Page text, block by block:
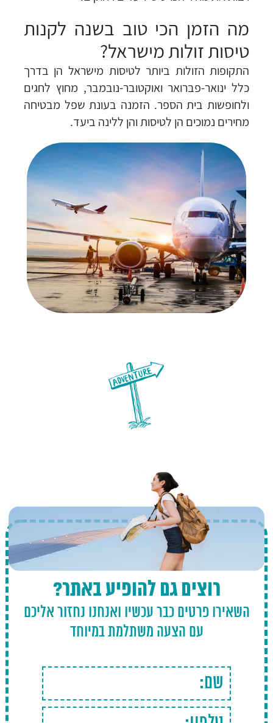
מה הזמן הכי טוב בשנה לקנות
טיסות זולות מישראל?
התקופות הזולות ביותר לטיסות מישראל הן בדרך
כלל ינואר-פברואר ואוקטובר-נובמבר, מחוץ לחגים
ולחופשות בית הספר. הזמנה בעונת שפל מבטיחה
מחירים נמוכים הן לטיסות והן ללינה ביעד.
רוצים גם להופיע באתר?
השאירו פרטים כבר עכשיו ואנחנו נחזור אליכם
עם הצעה משתלמת במיוחד